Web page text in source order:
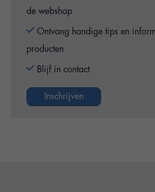
de webshop
Ontvang handige tips en
producten
Blijf in contact
Inschrijven